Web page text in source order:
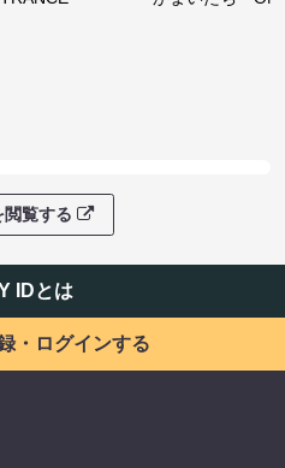
覧する
IDとは
・ログインする